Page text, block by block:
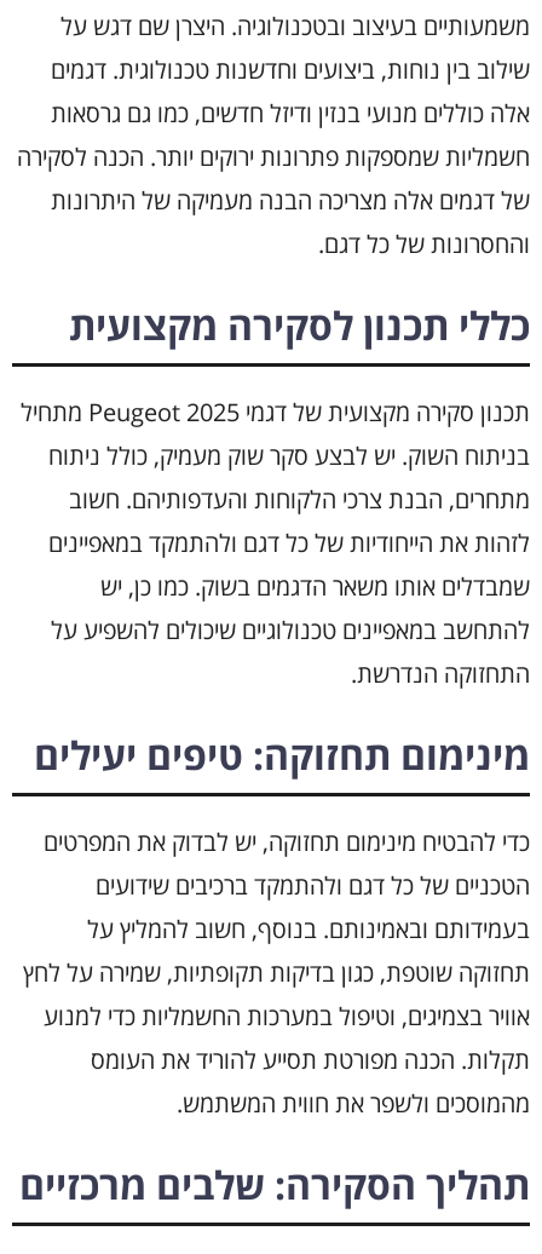
משמעותיים בעיצוב ובטכנולוגיה. היצרן שם דגש על
שילוב בין נוחות, ביצועים וחדשנות טכנולוגית. דגמים
אלה כוללים מנועי בנזין ודיזל חדשים, כמו גם גרסאות
חשמליות שמספקות פתרונות ירוקים יותר. הכנה לסקירה
של דגמים אלה מצריכה הבנה מעמיקה של היתרונות
והחסרונות של כל דגם.
כללי תכנון לסקירה מקצועית
תכנון סקירה מקצועית של דגמי Peugeot 2025 מתחיל
בניתוח השוק. יש לבצע סקר שוק מעמיק, כולל ניתוח
מתחרים, הבנת צרכי הלקוחות והעדפותיהם. חשוב
לזהות את הייחודיות של כל דגם ולהתמקד במאפיינים
שמבדלים אותו משאר הדגמים בשוק. כמו כן, יש
להתחשב במאפיינים טכנולוגיים שיכולים להשפיע על
התחזוקה הנדרשת.
מינימום תחזוקה: טיפים יעילים
כדי להבטיח מינימום תחזוקה, יש לבדוק את המפרטים
הטכניים של כל דגם ולהתמקד ברכיבים שידועים
בעמידותם ובאמינותם. בנוסף, חשוב להמליץ על
תחזוקה שוטפת, כגון בדיקות תקופתיות, שמירה על לחץ
אוויר בצמיגים, וטיפול במערכות החשמליות כדי למנוע
תקלות. הכנה מפורטת תסייע להוריד את העומס
מהמוסכים ולשפר את חווית המשתמש.
תהליך הסקירה: שלבים מרכזיים